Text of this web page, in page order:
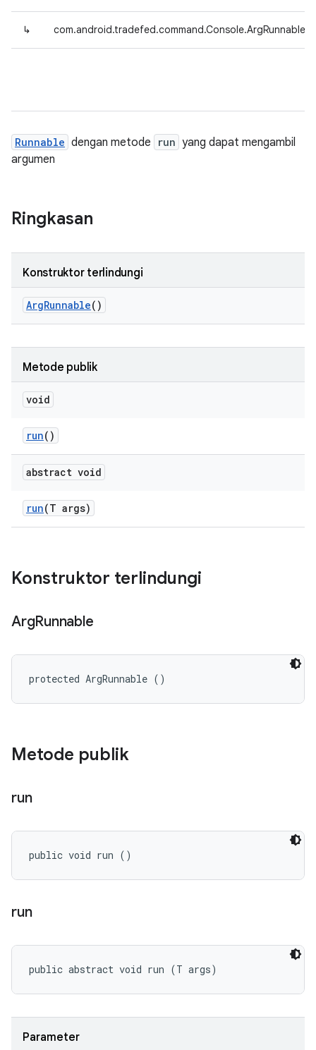
↳
Runnable dengan metode run yang dapat mengambil
argumen
Ringkasan
Konstruktor terlindungi
ArgRunnable()
Metode publik
void
run()
abstract void
run(T args)
Konstruktor terlindungi
ArgRunnable
protected ArgRunnable ()
Metode publik
run
public void run ()
run
public abstract void run (T args)
Parameter